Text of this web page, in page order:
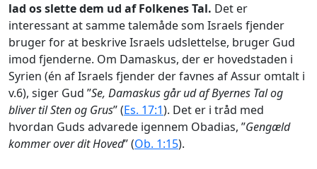
lad os slette dem ud af Folkenes Tal. Det er
interessant at samme talemåde som Israels fjender
bruger for at beskrive Israels udslettelse, bruger Gud
imod fjenderne. Om Damaskus, der er hovedstaden i
Syrien (én af Israels fjender der favnes af Assur omtalt i
v.6), siger Gud ”Se, Damaskus går ud af Byernes Tal og
bliver til Sten og Grus” (Es. 17:1). Det er i tråd med
hvordan Guds advarede igennem Obadias, ”Gengæld
kommer over dit Hoved” (Ob. 1:15).